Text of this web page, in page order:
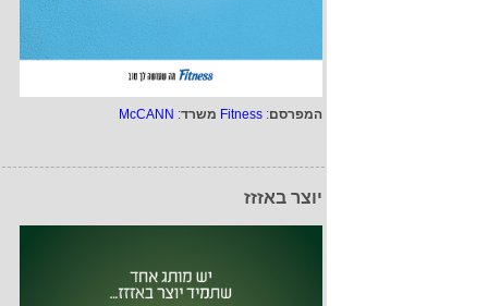
המפרסם:
Fitness משרד:
McCANN
יוצר באזזז